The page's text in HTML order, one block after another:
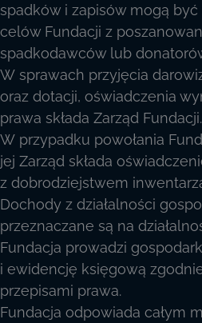
spadków i zapisów mogą
celów Fundacji z
spadkodawców lub
W sprawach przyjęcia
oraz dotacji, oświadczenia
prawa składa Zarząd Fundacji.
W przypadku powołania
jej Zarząd składa
z dobrodziejstwem
Dochody z działalności
przeznaczane są na
Fundacja prowadzi
i ewidencję księgową
przepisami prawa.
Fundacja odpowiada całym